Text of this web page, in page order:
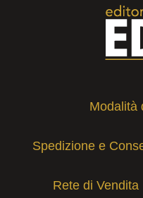
Modalità
Spedizione e
Rete di Vendita